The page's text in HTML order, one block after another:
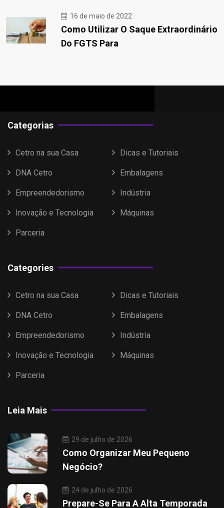
16 de maio de 2022
Como Utilizar O Saque Extraordinário
Do FGTS Para
Categorias
Cetro na sua Casa Dicas e Tutoriais
DNA Cetro Embalagens
Empreendedorismo Indústria
Inovação e Tecnologia Máquinas
Parceria
Categories
Cetro na sua Casa Dicas e Tutoriais
DNA Cetro Embalagens
Empreendedorismo Indústria
Inovação e Tecnologia Máquinas
Parceria
Leia Mais
29 de julho de 2026
Como Organizar Meu Pequeno
Negócio?
24 de julho de 2026
Prepare-Se Para A Alta Temporada